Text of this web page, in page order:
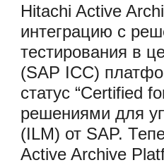
Hitachi Active
интеграцию с
тестирования в
(SAP ICC)
статус “Certified
решениями для
(ILM) от SAP.
Active Archive